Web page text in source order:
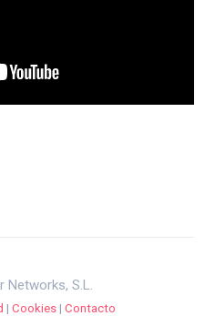
Networks, S.L.
| Cookies| Contacto